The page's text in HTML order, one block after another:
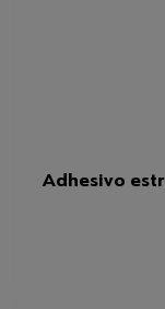
Adhesivo